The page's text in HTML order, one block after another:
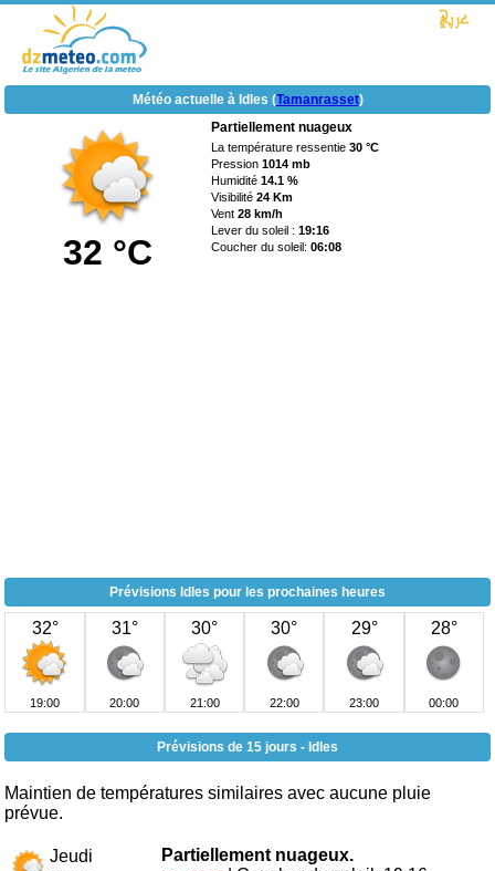
Météo actuelle à Idles (Tamanrasset)
32 °C
Partiellement nuageux
La température ressentie30 °C
Pression1014 mb
Humidité14.1 %
Visibilité24 Km
Vent28 km/h
Lever du soleil :19:16
Coucher du soleil:06:08
Prévisions Idles pour les prochaines heures
32°
19:00
31°
20:00
30°
21:00
30°
22:00
29°
23:00
28°
00:00
Prévisions de 15 jours - Idles
Maintien de températures similaires avec aucune pluie
prévue.
Jeudi Partiellement nuageux.